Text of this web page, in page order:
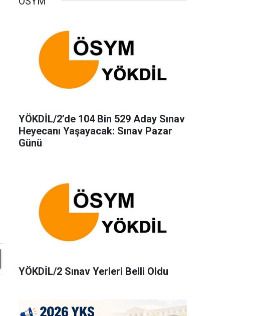
YÖKDİL/2’de 104 Bin 529 Aday Sınav
Heyecanı Yaşayacak: Sınav Pazar
Günü
YÖKDİL/2 Sınav Yerleri Belli Oldu